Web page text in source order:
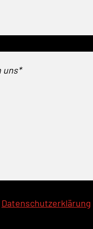
Datenschutzerklärung